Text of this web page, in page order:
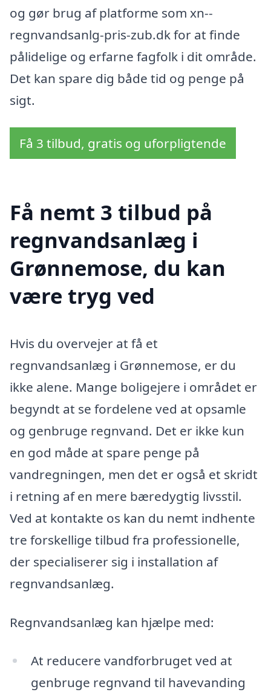
og gør brug af platforme som xn--
regnvandsanlg-pris-zub.dk for at finde
pålidelige og erfarne fagfolk i dit område.
Det kan spare dig både tid og penge på
sigt.
Få 3 tilbud, gratis og uforpligtende
Få nemt 3 tilbud på
regnvandsanlæg i
Grønnemose, du kan
være tryg ved
Hvis du overvejer at få et
regnvandsanlæg i Grønnemose, er du
ikke alene. Mange boligejere i området er
begyndt at se fordelene ved at opsamle
og genbruge regnvand. Det er ikke kun
en god måde at spare penge på
vandregningen, men det er også et skridt
i retning af en mere bæredygtig livsstil.
Ved at kontakte os kan du nemt indhente
tre forskellige tilbud fra professionelle,
der specialiserer sig i installation af
regnvandsanlæg.
Regnvandsanlæg kan hjælpe med:
At reducere vandforbruget ved at
genbruge regnvand til havevanding